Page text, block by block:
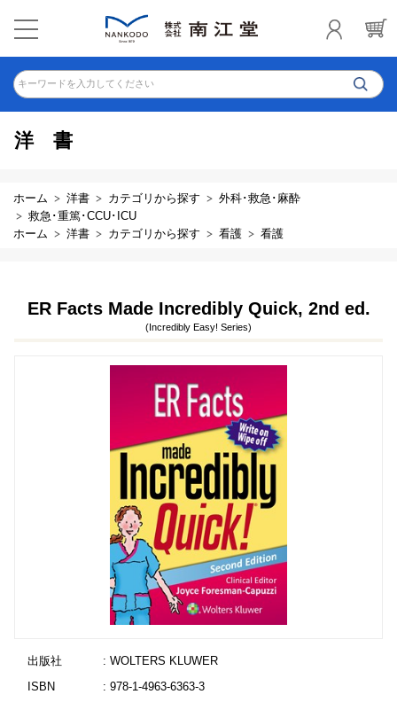
キーワードを入力してください
洋書
ホーム 洋書 カテゴリから探す
外科･救急･麻酔
救急･重篤･CCU･ICU
ホーム
洋書 カテゴリから探す 看護 看護
ER Facts Made Incredibly Quick, 2nd ed.
(Incredibly Easy! Series)
出版社
: WOLTERS KLUWER
ISBN
: 978-1-4963-6363-3